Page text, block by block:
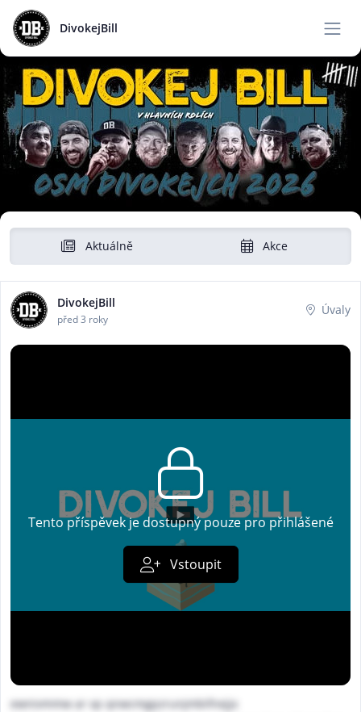
DivokejBill
Aktuálně Akce
DivokejBill
před 3 roky
Úvaly
Tento příspěvek je dostupný pouze pro přihlášené
Vstoupit
ewnivmmw ar vp qnwcmgpzrunjmbifnejjx